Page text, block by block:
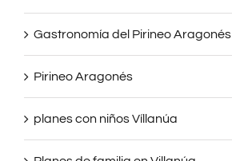
Blog
Gastronomía del Pirineo Aragonés
Pirineo Aragonés
planes con niños Víllanúa